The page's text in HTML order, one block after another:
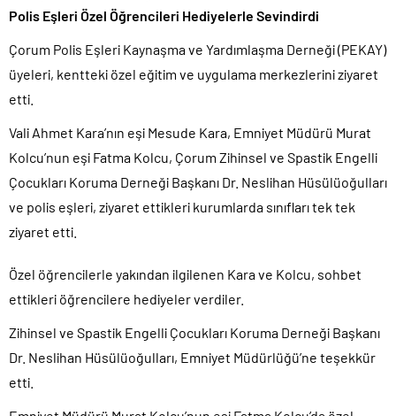
Polis Eşleri Özel Öğrencileri Hediyelerle Sevindirdi
Çorum Polis Eşleri Kaynaşma ve Yardımlaşma Derneği (PEKAY)
üyeleri, kentteki özel eğitim ve uygulama merkezlerini ziyaret
etti.
Vali Ahmet Kara’nın eşi Mesude Kara, Emniyet Müdürü Murat
Kolcu’nun eşi Fatma Kolcu, Çorum Zihinsel ve Spastik Engelli
Çocukları Koruma Derneği Başkanı Dr. Neslihan Hüsülüoğulları
ve polis eşleri, ziyaret ettikleri kurumlarda sınıfları tek tek
ziyaret etti.
Özel öğrencilerle yakından ilgilenen Kara ve Kolcu, sohbet
ettikleri öğrencilere hediyeler verdiler.
Zihinsel ve Spastik Engelli Çocukları Koruma Derneği Başkanı
Dr. Neslihan Hüsülüoğulları, Emniyet Müdürlüğü’ne teşekkür
etti.